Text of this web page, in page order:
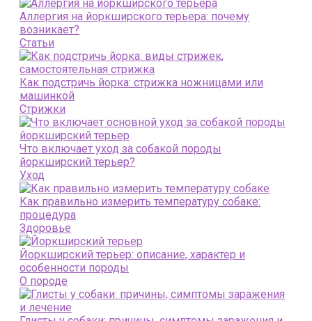
Аллергия на йоркширского терьера: почему
возникает?
Статьи
Как подстричь йорка: стрижка ножницами или
машинкой
Стрижки
Что включает уход за собакой породы
йоркширский терьер?
Уход
Как правильно измерить температуру собаке:
процедура
Здоровье
Йоркширский терьер: описание, характер и
особенности породы
О породе